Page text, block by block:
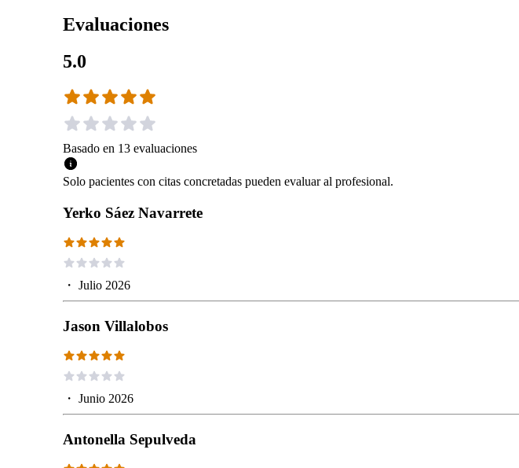
Evaluaciones
5.0
Basado en 13 evaluaciones
Solo pacientes con citas concretadas pueden evaluar al profesional.
Yerko Sáez Navarrete
・ Julio 2026
Jason Villalobos
・ Junio 2026
Antonella Sepulveda